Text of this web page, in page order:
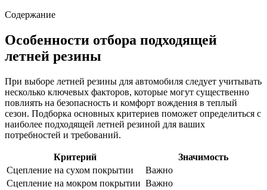
Содержание
Особенности отбора подходящей
летней резины
При выборе летней резины для автомобиля следует учитывать
несколько ключевых факторов, которые могут существенно
повлиять на безопасность и комфорт вождения в теплый
сезон. Подборка основных критериев поможет определиться с
наиболее подходящей летней резиной для ваших
потребностей и требований.
Критерий
Значимость
Сцепление на сухом покрытии
Важно
Сцепление на мокром покрытии Важно